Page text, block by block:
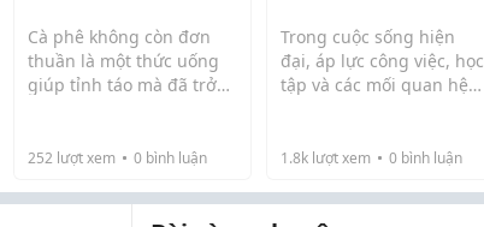
Cà phê không còn đơn
thuần là một thức uống
giúp tỉnh táo mà đã trở
đại. Người tiêu dùng
hơn đến chất lượng hạt
252 lượt xem 0 bình luận
Nghiệm
Trong cuộc sống hiện
đại, áp lực công việc, học
tập và các mối quan hệ
trạng thái căng thẳng. Vì
những hoạt động giúp
1.8klượt xem 0bình luận